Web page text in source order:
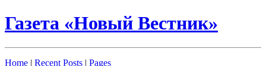
Газета «Новый Вестник»
Home | Recent Posts | Pages